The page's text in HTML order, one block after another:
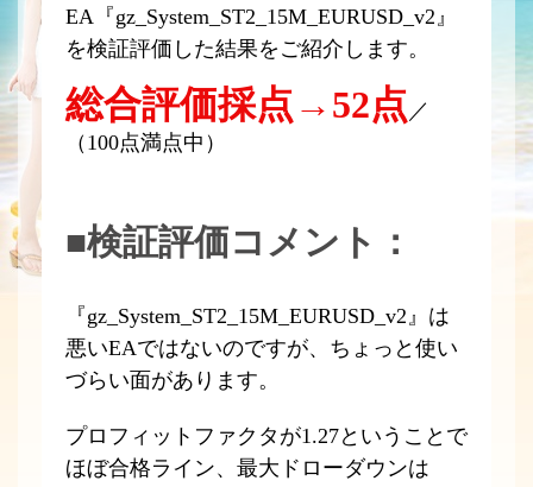
EA『gz_System_ST2_15M_EURUSD_v2』
を検証評価した結果をご紹介します。
総合評価採点→52点 ／
（100点満点中）
■検証評価コメント：
『gz_System_ST2_15M_EURUSD_v2』は
悪いEAではないのですが、ちょっと使い
づらい面があります。
プロフィットファクタが1.27ということで
ほぼ合格ライン、最大ドローダウンは